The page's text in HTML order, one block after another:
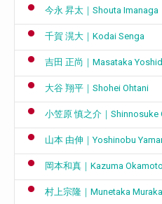
今永 昇太｜Shouta Imanaga
千賀 滉大｜Kodai Senga
吉田 正尚｜Masataka
大谷 翔平｜Shohei Ohtani
小笠原 慎之介｜Shinnosuke
山本 由伸｜Yoshinobu
岡本和真｜Kazuma Okamoto
村上宗隆｜Munetaka